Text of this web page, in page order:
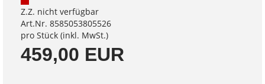
Z.Z. nicht verfügbar
Art.Nr. 8585053805526
pro Stück (inkl. MwSt.)
459,00 EUR